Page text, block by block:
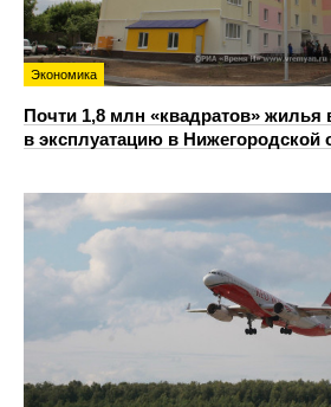
Экономика
Почти 1,8 млн «квадратов» жилья
в эксплуатацию в Нижегородской